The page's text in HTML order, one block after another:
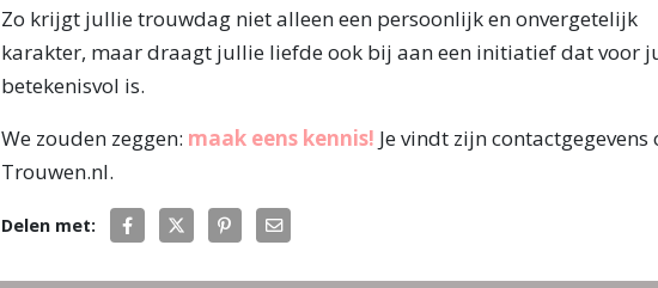
Zo krijgt jullie trouwdag niet alleen een persoonlijk en onvergetelijk
karakter, maar draagt jullie liefde ook bij aan een initiatief dat voor
betekenisvol is.
We zouden zeggen: maak eens kennis! Je vindt zijn contactgegevens
Trouwen.nl.
Delen met: